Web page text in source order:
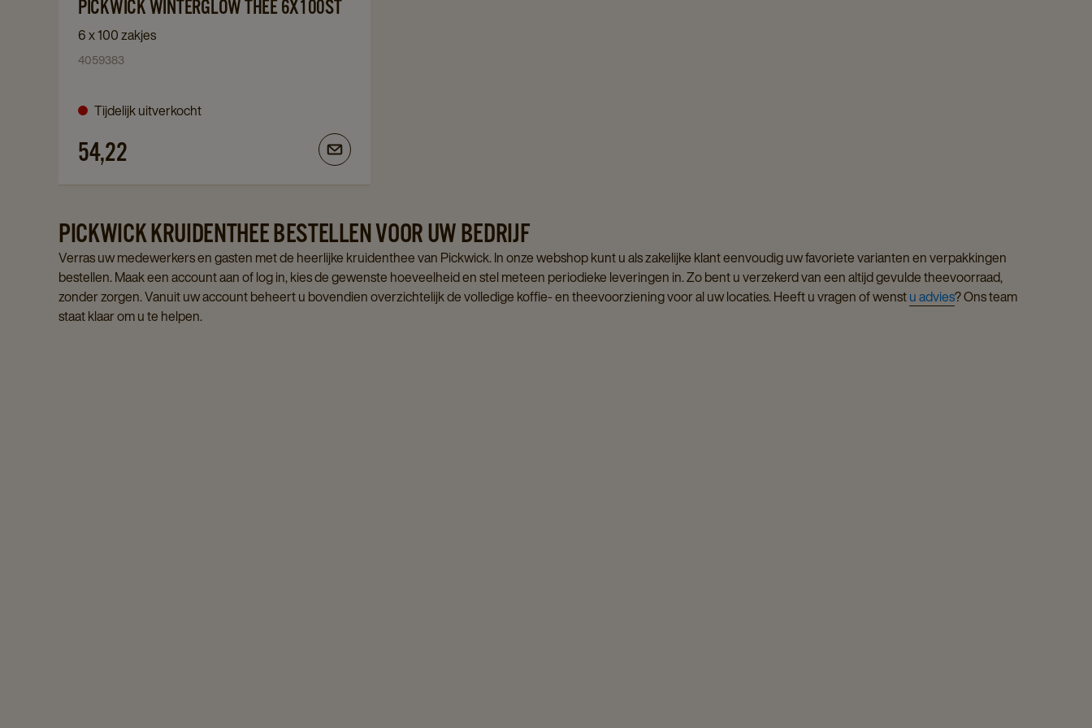
to
Pickwick
Winterglow
details
page
PICKWICK WINTERGLOW THEE 6X100ST
6 x 100 zakjes
4059383
Tijdelijk uitverkocht
54,22
PICKWICK KRUIDENTHEE BESTELLEN VOOR UW BEDRIJF
Verras uw medewerkers en gasten met de heerlijke kruidenthee van Pickwick. In onze webshop kunt u als zakelijke klant eenvoudig uw favoriete varianten en verpakkingen
bestellen. Maak een account aan of log in, kies de gewenste hoeveelheid en stel meteen periodieke leveringen in. Zo bent u verzekerd van een altijd gevulde theevoorraad,
zonder zorgen. Vanuit uw account beheert u bovendien overzichtelijk de volledige koffie- en theevoorziening voor al uw locaties. Heeft u vragen of wenstu advies? Ons team
staat klaar om u te helpen.